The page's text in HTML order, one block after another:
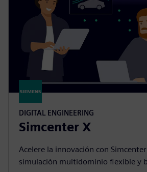
DIGITAL ENGINEERING
Simcenter X
Acelere la innovación con
simulación multidominio flexible y